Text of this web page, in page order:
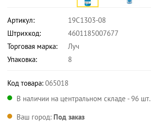
Артикул:
19С1303-08
Штрихкод:
4601185007677
Торговая марка:
Луч
Упаковка:
8
Код товара: 065018
В наличии на центральном складе - 96 шт.
Ваш город: Под заказ